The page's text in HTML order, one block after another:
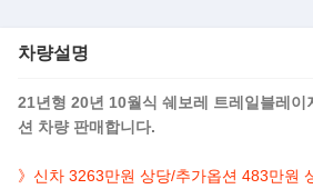
차량설명
21년형 20년 10월식 쉐보레 트레일블레
션 차량 판매합니다.
》신차 3263만원 상당/추가옵션 483만원